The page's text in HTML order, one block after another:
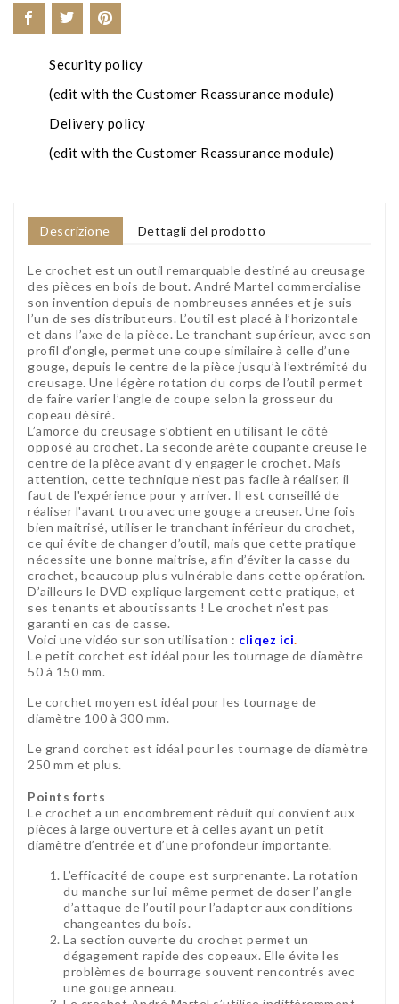
Security policy
(edit with the Customer Reassurance module)
Delivery policy
(edit with the Customer Reassurance module)
Descrizione Dettagli del prodotto
Le crochet est un outil remarquable destiné au creusage
des pièces en bois de bout. André Martel commercialise
son invention depuis de nombreuses années et je suis
l’un de ses distributeurs. L’outil est placé à l’horizontale
et dans l’axe de la pièce. Le tranchant supérieur, avec son
profil d’ongle, permet une coupe similaire à celle d’une
gouge, depuis le centre de la pièce jusqu’à l’extrémité du
creusage. Une légère rotation du corps de l’outil permet
de faire varier l’angle de coupe selon la grosseur du
copeau désiré.
L’amorce du creusage s’obtient en utilisant le côté
opposé au crochet. La seconde arête coupante creuse le
centre de la pièce avant d’y engager le crochet. Mais
attention, cette technique n'est pas facile à réaliser, il
faut de l'expérience pour y arriver. Il est conseillé de
réaliser l'avant trou avec une gouge a creuser. Une fois
bien maitrisé, utiliser le tranchant inférieur du crochet,
ce qui évite de changer d’outil, mais que cette pratique
nécessite une bonne maitrise, afin d’éviter la casse du
crochet, beaucoup plus vulnérable dans cette opération.
D’ailleurs le DVD explique largement cette pratique, et
ses tenants et aboutissants ! Le crochet n'est pas
garanti en cas de casse.
Voici une vidéo sur son utilisation : cliqez ici.
Le petit corchet est idéal pour les tournage de diamètre
50 à 150 mm.
Le corchet moyen est idéal pour les tournage de
diamètre 100 à 300 mm.
Le grand corchet est idéal pour les tournage de diamètre
250 mm et plus.
Points forts
Le crochet a un encombrement réduit qui convient aux
pièces à large ouverture et à celles ayant un petit
diamètre d’entrée et d’une profondeur importante.
L’efficacité de coupe est surprenante. La rotation
du manche sur lui-même permet de doser l’angle
d’attaque de l’outil pour l’adapter aux conditions
changeantes du bois.
La section ouverte du crochet permet un
dégagement rapide des copeaux. Elle évite les
problèmes de bourrage souvent rencontrés avec
une gouge anneau.